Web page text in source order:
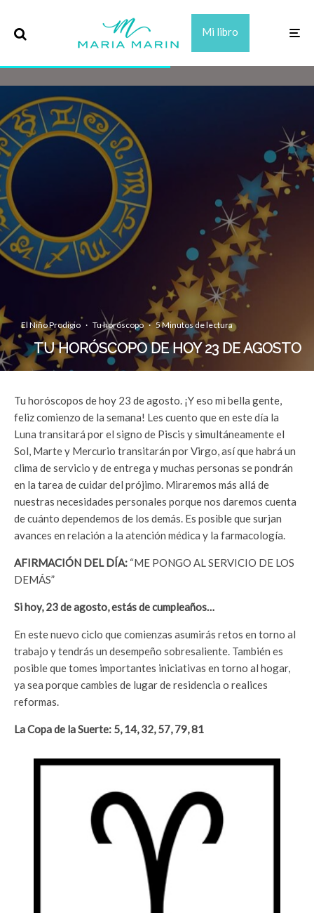
Mi libro
El Niño Prodigio · Tu horóscopo · 5 Minutos de lectura
TU HORÓSCOPO DE HOY 23 DE AGOSTO
Tu horóscopos de hoy 23 de agosto. ¡Y eso mi bella gente,
feliz comienzo de la semana! Les cuento que en este día la
Luna transitará por el signo de Piscis y simultáneamente el
Sol, Marte y Mercurio transitarán por Virgo, así que habrá un
clima de servicio y de entrega y muchas personas se pondrán
en la tarea de cuidar del prójimo. Miraremos más allá de
nuestras necesidades personales porque nos daremos cuenta
de cuánto dependemos de los demás. Es posible que surjan
avances en relación a la atención médica y la farmacología.
AFIRMACIÓN DEL DÍA: “ME PONGO AL SERVICIO DE LOS
DEMÁS”
Si hoy, 23 de agosto, estás de cumpleaños…
En este nuevo ciclo que comienzas asumirás retos en torno al
trabajo y tendrás un desempeño sobresaliente. También es
posible que tomes importantes iniciativas en torno al hogar,
ya sea porque cambies de lugar de residencia o realices
reformas.
La Copa de la Suerte: 5, 14, 32, 57, 79, 81